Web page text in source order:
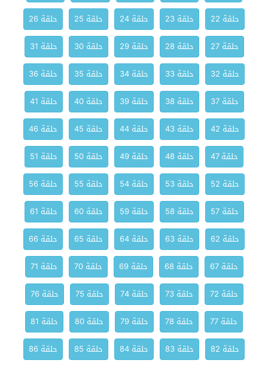
حلقة 22
حلقة 23 حلقة 24 حلقة 25
حلقة 26
حلقة 27
حلقة 28 حلقة 29 حلقة 30
حلقة 31
حلقة 32
حلقة 33 حلقة 34 حلقة 35
حلقة 36
حلقة 37
حلقة 38 حلقة 39 حلقة 40
حلقة 41
حلقة 42
حلقة 43 حلقة 44 حلقة 45
حلقة 46
حلقة 47
حلقة 48 حلقة 49 حلقة 50
حلقة 51
حلقة 52
حلقة 53 حلقة 54 حلقة 55
حلقة 56
حلقة 57
حلقة 58 حلقة 59 حلقة 60
حلقة 61
حلقة 62
حلقة 63 حلقة 64 حلقة 65
حلقة 66
حلقة 67
حلقة 68 حلقة 69 حلقة 70
حلقة 71
حلقة 72
حلقة 73 حلقة 74 حلقة 75
حلقة 76
حلقة 77
حلقة 78 حلقة 79 حلقة 80
حلقة 81
حلقة 82
حلقة 83 حلقة 84 حلقة 85 حلقة 86